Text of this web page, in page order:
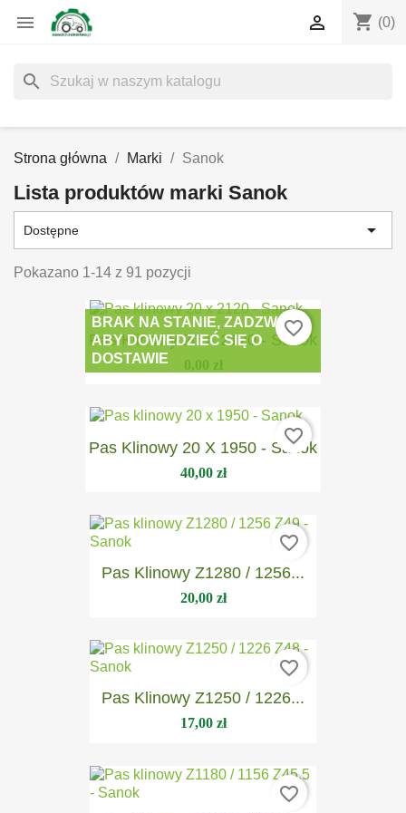
 shopping_cart (0)

search
Strona główna Marki Sanok
Lista produktów marki Sanok
Dostępne 
Pokazano 1-14 z 91 pozycji
Pas Klinowy 20 X 2120 - Sanok
0,00 zł
BRAK NA STANIE, ZADZWOŃ
ABY DOWIEDZIEĆ SIĘ O
DOSTAWIE
favorite_border
Pas Klinowy 20 X 1950 - Sanok
40,00 zł
favorite_border
Pas Klinowy Z1280 / 1256...
20,00 zł
favorite_border
Pas Klinowy Z1250 / 1226...
17,00 zł
favorite_border
favorite_border